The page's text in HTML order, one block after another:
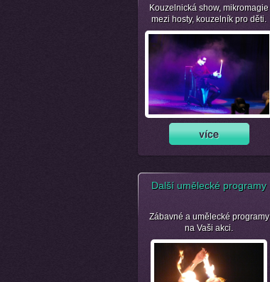
Kouzelnická show, mikromagie
mezi hosty, kouzelník pro děti.
Další umělecké programy
Zábavné a umělecké programy
na Vaši akci.